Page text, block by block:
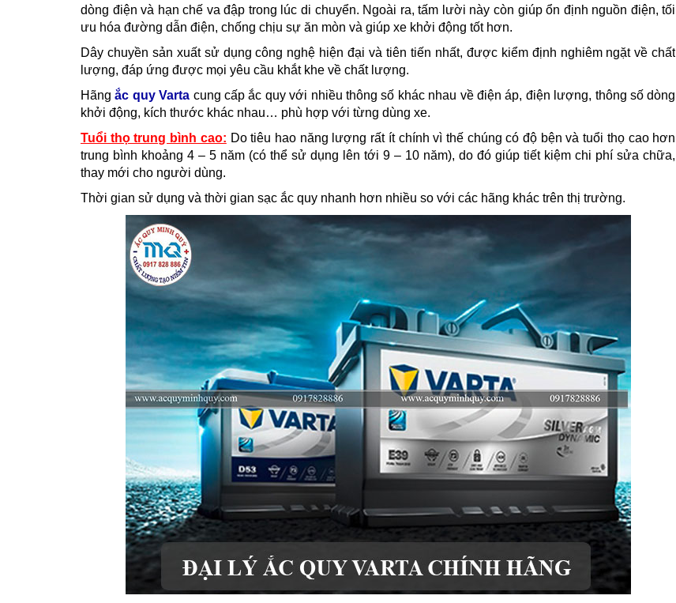
dòng điện và hạn chế va đập trong lúc di chuyển. Ngoài ra, tấm lười này còn giúp ổn định nguồn điện, tối
ưu hóa đường dẫn điện, chống chịu sự ăn mòn và giúp xe khởi động tốt hơn.
Dây chuyền sản xuất sử dụng công nghệ hiện đại và tiên tiến nhất, được kiểm định nghiêm ngặt về chất
lượng, đáp ứng được mọi yêu cầu khắt khe về chất lượng.
Hãng ắc quy Varta cung cấp ắc quy với nhiều thông số khác nhau về điện áp, điện lượng, thông số dòng
khởi động, kích thước khác nhau… phù hợp với từng dùng xe.
Tuổi thọ trung bình cao: Do tiêu hao năng lượng rất ít chính vì thế chúng có độ bện và tuổi thọ cao hơn
trung bình khoảng 4 – 5 năm (có thể sử dụng lên tới 9 – 10 năm), do đó giúp tiết kiệm chi phí sửa chữa,
thay mới cho người dùng.
Thời gian sử dụng và thời gian sạc ắc quy nhanh hơn nhiều so với các hãng khác trên thị trường.